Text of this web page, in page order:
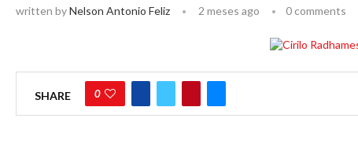
written byNelson Antonio Feliz 2 meses ago 0 comments
SHARE 0